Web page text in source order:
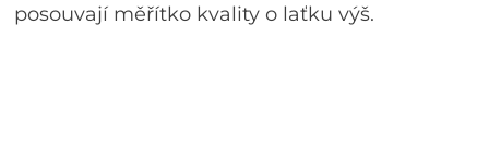
posouvají měřítko kvality o laťku výš.